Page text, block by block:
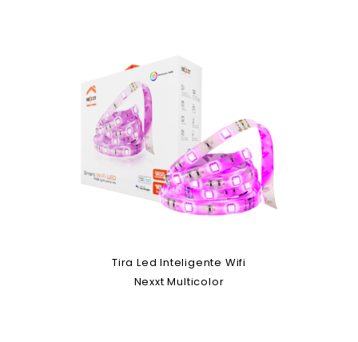
Tira Led Inteligente Wifi
Nexxt Multicolor